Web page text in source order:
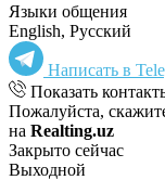
Языки общения
English, Русский
Написать в
Показать
Пожалуйста,
на Realting.uz
Закрыто сейчас
Выходной